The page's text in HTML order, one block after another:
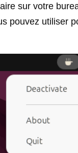
sur votre
pouvez utiliser